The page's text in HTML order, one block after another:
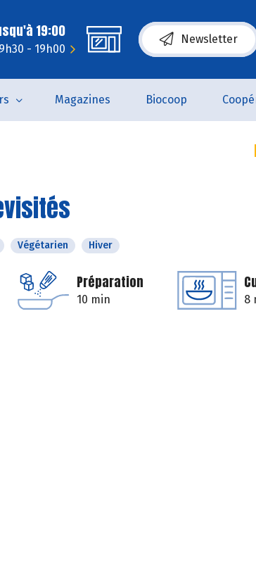
19:00
- 19h00
Newsletter
(s’ouvre dans une
Magazines Biocoop
Végétarien Hiver
Préparation
10 min 8